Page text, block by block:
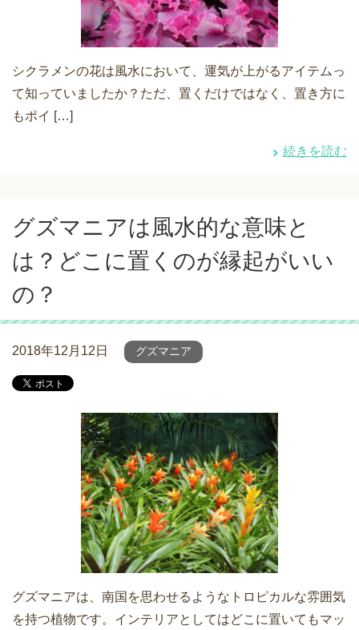
シクラメンの花は風水において、運気が上がるアイテムっ
て知っていましたか？ただ、置くだけではなく、置き方に
もポイ […]
続きを読む
グズマニアは風水的な意味と
は？どこに置くのが縁起がいい
の？
2018年12月12日 グズマニア
グズマニアは、南国を思わせるようなトロピカルな雰囲気
を持つ植物です。インテリアとしてはどこに置いてもマッ